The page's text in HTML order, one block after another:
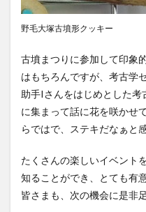
野毛大塚古墳形クッキー
古墳まつりに参加して印象
はもちろんですが、考古学
助手Iさんをはじめとした考
に集まって話に花を咲かせ
らではで、ステキだなぁと
たくさんの楽しいイベント
知ることができ、とても有
皆さまも、次の機会に是非